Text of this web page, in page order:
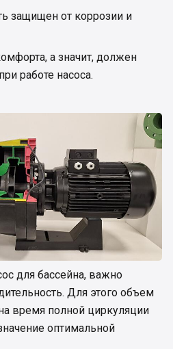
защищен от коррозии и
а значит, должен
работе насоса.
для бассейна, важно
Для этого объем
время полной циркуляции
оптимальной